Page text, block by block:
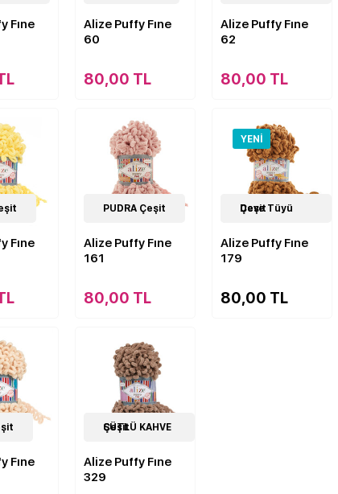
Fıne
Alize Puffy Fıne
60
80,00 TL
Alize Puffy Fıne
62
80,00 TL
Fıne
62 Çeşit
PUDRA Çeşit
Alize Puffy Fıne
161
80,00 TL
YENI
62Çeşit
Deve Tüyü Çeşit
Alize Puffy Fıne
179
80,00 TL
Fıne
62Çeşit
SÜTLÜ KAHVE Çeşit
Alize Puffy Fıne
329